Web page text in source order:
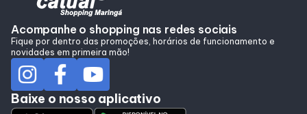
Acompanhe o shopping nas redes sociais
Fique por dentro das promoções, horários de funcionamento e
novidades em primeira mão!
Baixe o nosso aplicativo